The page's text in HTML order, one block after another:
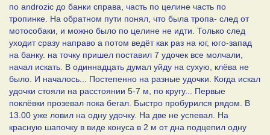
по androzic до банки справа, часть по целине часть по
тропинке. На обратном пути понял, что была тропа- след от
мотособаки, и можно было по целине не идти. Только след
уходит сразу направо а потом ведёт как раз на юг, юго-запад
на банку. на точку пришел поставил 7 удочек все молчали,
начал искать. В одиннадцать думал уйду на сухую, клёва не
было. И началось... Постепенно на разные удочки. Когда искал
удочки стояли на расстоянии 5-7 м, по кругу... Первые
поклёвки прозевал пока бегал. Быстро пробурился рядом. В
13.00 уже ловил на одну удочку. На две не успевал. На
красную шапочку в виде конуса в 2 м от дна подцепил одну